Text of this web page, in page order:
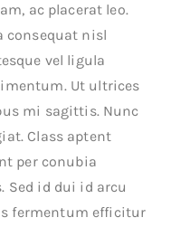
ac placerat leo.
consequat nisl
vel ligula
Ut ultrices
mi sagittis. Nunc
Class aptent
per conubia
Sed id dui id arcu
fermentum efficitur